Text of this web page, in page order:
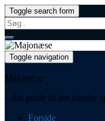
Toggle search form
Search
for:
Toggle navigation
Majonæse
– din guide til det danske
Forside